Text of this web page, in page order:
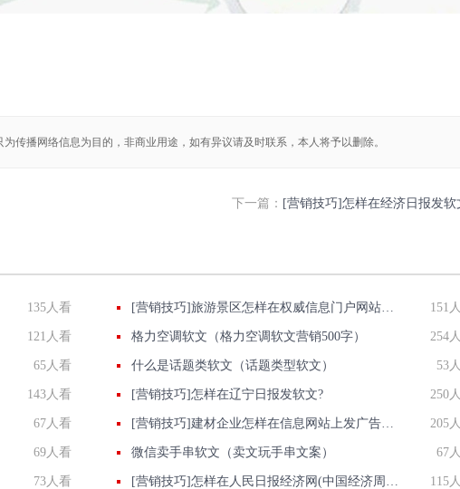
传播网络信息为目的，非商业用途，如有异议请及时联系，本人将予以删除。
下一篇： [营销技巧]怎样在经济日报发软
135人看 [营销技巧]旅游景区怎样在权威信息门户网站发稿? 151
121人看 格力空调软文（格力空调软文营销500字） 254
65人看 什么是话题类软文（话题类型软文） 53
143人看 [营销技巧]怎样在辽宁日报发软文? 250
67人看 [营销技巧]建材企业怎样在信息网站上发广告做推广提高产品知名度呢 205
69人看 微信卖手串软文（卖文玩手串文案） 67
73人看 [营销技巧]怎样在人民日报经济网(中国经济周刊)发软文? 115